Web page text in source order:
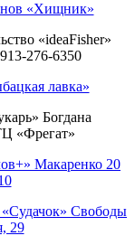
«Хищник»
«ideaFisher»
276-6350
лавка»
Богдана
«Фрегат»
Макаренко 20
Свободы
29